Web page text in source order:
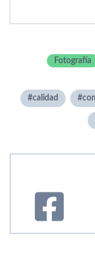
Fotografí­a
calidad